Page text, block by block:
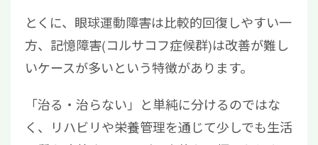
とくに、眼球運動障害は比較的回復しやすい一
方、記憶障害(コルサコフ症候群)は改善が難し
いケースが多いという特徴があります。
「治る・治らない」と単純に分けるのではな
く、リハビリや栄養管理を通じて少しでも生活